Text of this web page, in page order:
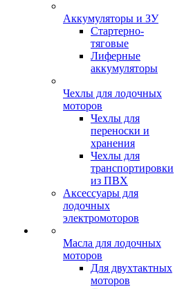
Аккумуляторы и ЗУ
Стартерно-
тяговые
Лиферные
аккумуляторы
Чехлы для лодочных
моторов
Чехлы для
переноски и
хранения
Чехлы для
транспортировки
из ПВХ
Аксессуары для
лодочных
электромоторов
Масла для лодочных
моторов
Для двухтактных
моторов